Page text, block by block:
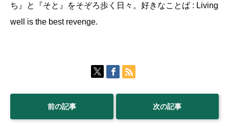
ち』と『そと』をそぞろ歩く日々。好きなことば : Living
well is the best revenge.
前の記事 次の記事